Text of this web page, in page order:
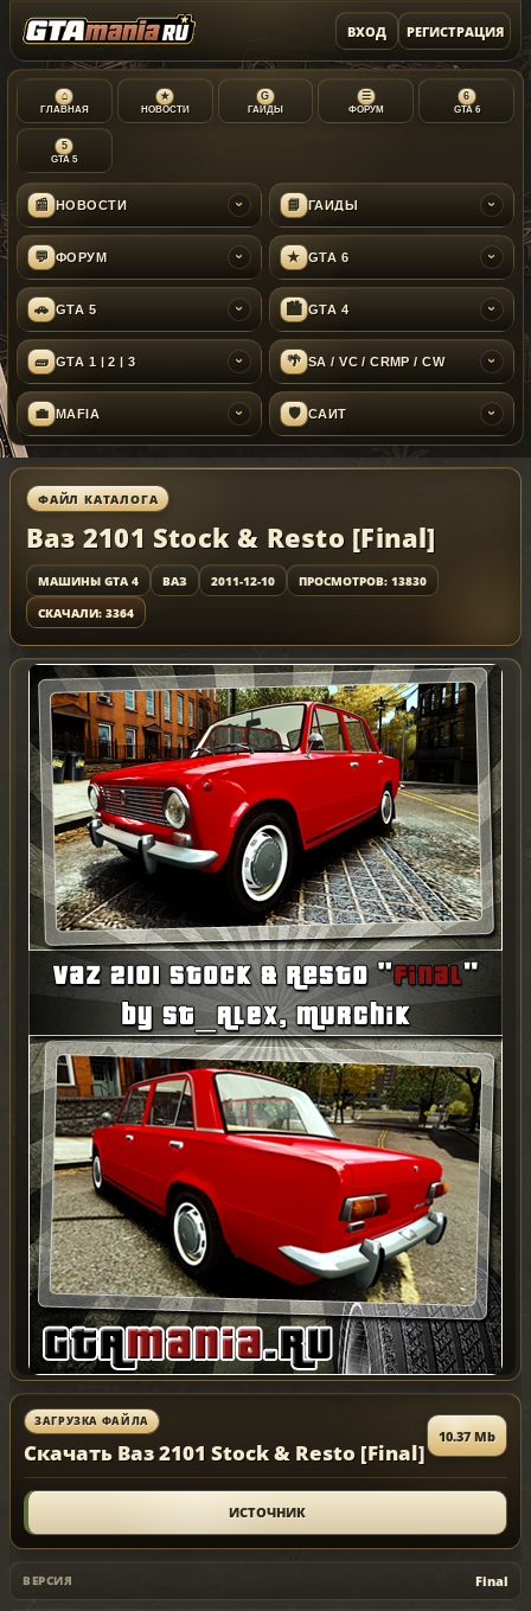
ВХОД РЕГИСТРАЦИЯ
⌂
ГЛАВНАЯ
★
НОВОСТИ
G
ГАЙДЫ
☰
ФОРУМ
6
GTA 6
5
GTA 5
📰 НОВОСТИ › 📘 ГАЙДЫ ›
💬 ФОРУМ › ★ GTA 6 ›
🚗 GTA 5 › 🏙 GTA 4 ›
🧱 GTA 1 | 2 | 3 › 🌴 SA / VC / CRMP / CW ›
💼 MAFIA › 🛡 САЙТ ›
ФАЙЛ КАТАЛОГА
Ваз 2101 Stock & Resto [Final]
МАШИНЫ GTA 4 ВАЗ 2011-12-10
ПРОСМОТРОВ: 13830
СКАЧАЛИ: 3364
ЗАГРУЗКА ФАЙЛА
Скачать Ваз 2101 Stock & Resto [Final]
10.37 Mb
ИСТОЧНИК
ВЕРСИЯ Final